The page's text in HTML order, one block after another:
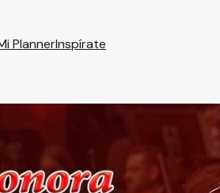
PlannerInspírate